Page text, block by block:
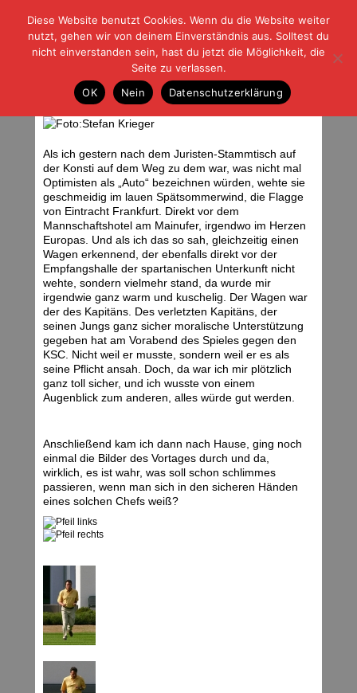
| | |BLOG-GFußball und der Rest
HOME|REGELN|IMPRESSUM |DATENSCHUTZ
Eintracht Frankfurt – Karlsruher SC
Freitag, 12.09.08 | 07:06 Uhr
Als ich gestern nach dem Juristen-Stammtisch auf
der Konsti auf dem Weg zu dem war, was nicht mal
Optimisten als „Auto“ bezeichnen würden, wehte sie
geschmeidig im lauen Spätsommerwind, die Flagge
von Eintracht Frankfurt. Direkt vor dem
Mannschaftshotel am Mainufer, irgendwo im Herzen
Europas. Und als ich das so sah, gleichzeitig einen
Wagen erkennend, der ebenfalls direkt vor der
Empfangshalle der spartanischen Unterkunft nicht
wehte, sondern vielmehr stand, da wurde mir
irgendwie ganz warm und kuschelig. Der Wagen war
der des Kapitäns. Des verletzten Kapitäns, der
seinen Jungs ganz sicher moralische Unterstützung
gegeben hat am Vorabend des Spieles gegen den
KSC. Nicht weil er musste, sondern weil er es als
seine Pflicht ansah. Doch, da war ich mir plötzlich
ganz toll sicher, und ich wusste von einem
Augenblick zum anderen, alles würde gut werden.
Anschließend kam ich dann nach Hause, ging noch
einmal die Bilder des Vortages durch und da,
wirklich, es ist wahr, was soll schon schlimmes
passieren, wenn man sich in den sicheren Händen
eines solchen Chefs weiß?
Diese Website benutzt Cookies. Wenn du die Website weiter
nutzt, gehen wir von deinem Einverständnis aus. Solltest du
nicht einverstanden sein, hast du jetzt die Möglichkeit, die
Seite zu verlassen.
OK
Nein Datenschutzerklärung